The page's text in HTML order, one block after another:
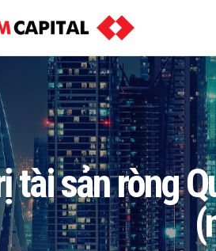
tài sản ròng